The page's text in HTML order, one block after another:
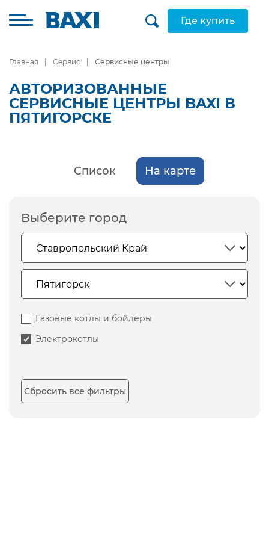
Где купить
Главная Сервис Сервисные центры
АВТОРИЗОВАННЫЕ
СЕРВИСНЫЕ ЦЕНТРЫ BAXI В
ПЯТИГОРСКЕ
Список На карте
Выберите город
Газовые котлы и бойлеры
Электрокотлы
Сбросить все фильтры